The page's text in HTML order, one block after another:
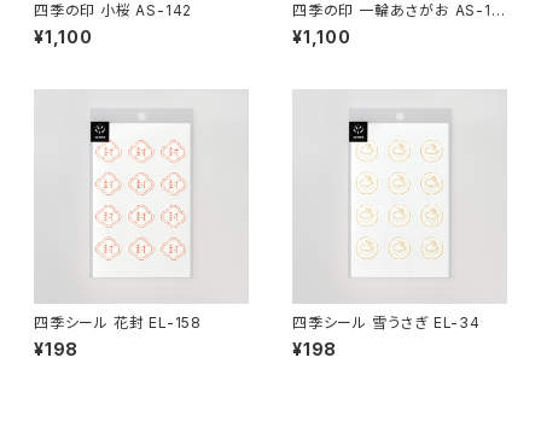
四季の印 小桜 AS-142
¥1,100
四季の印 一輪あさがお AS-17
9
¥1,100
四季シール 花封 EL-158
¥198
四季シール 雪うさぎ EL-34
¥198